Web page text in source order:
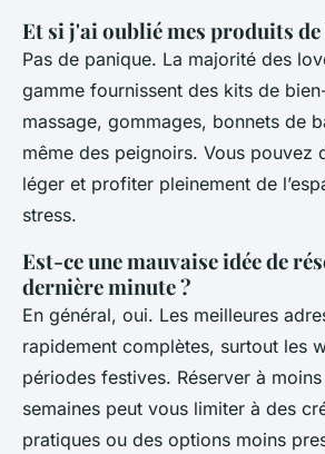
Et si j'ai oublié mes produits de
Pas de panique. La majorité des
gamme fournissent des kits de
massage, gommages, bonnets de
même des peignoirs. Vous pouvez
léger et profiter pleinement de
stress.
Est-ce une mauvaise idée de
dernière minute ?
En général, oui. Les meilleures
rapidement complètes, surtout les
périodes festives. Réserver à
semaines peut vous limiter à des
pratiques ou des options moins